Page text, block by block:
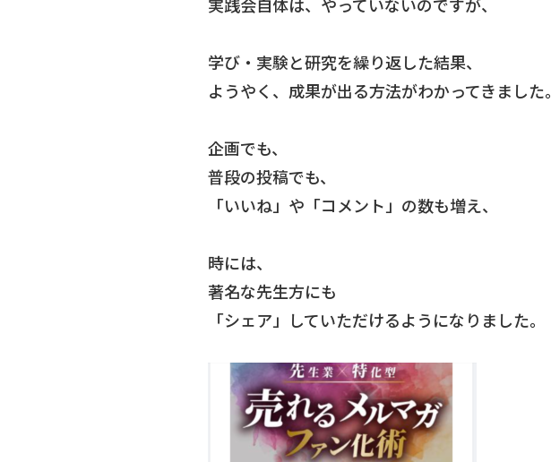
学び・実験と研究を繰り返した結果、
ようやく、成果が出る方法がわかってきました。
企画でも、
普段の投稿でも、
「いいね」や「コメント」の数も増え、
時には、
著名な先生方にも
「シェア」していただけるようになりました。